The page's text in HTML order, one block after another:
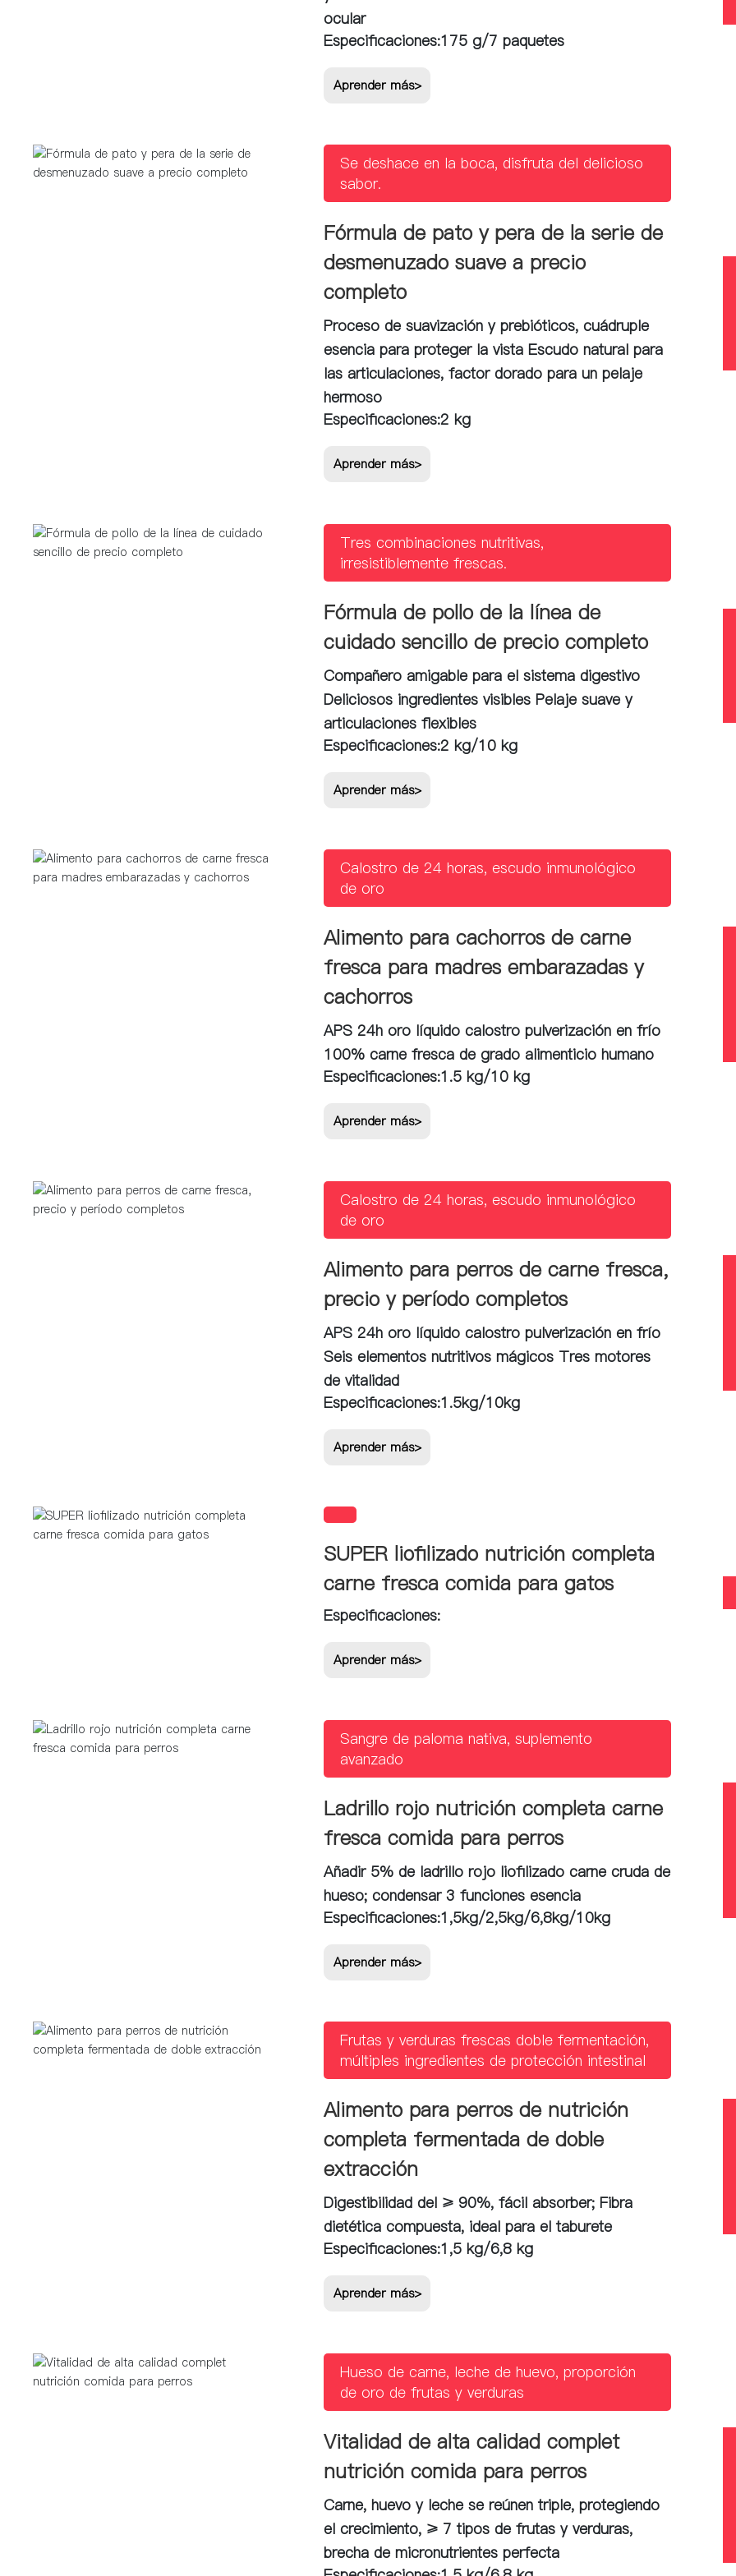
ocular
Especificaciones:175 g/7 paquetes
Aprender más>
Se deshace en la boca, disfruta del delicioso
sabor.
Fórmula de pato y pera de la serie de
desmenuzado suave a precio
completo
Proceso de suavización y prebióticos, cuádruple
esencia para proteger la vista Escudo natural para
las articulaciones, factor dorado para un pelaje
hermoso
Especificaciones:2 kg
Aprender más>
Tres combinaciones nutritivas,
irresistiblemente frescas.
Fórmula de pollo de la línea de
cuidado sencillo de precio completo
Compañero amigable para el sistema digestivo
Deliciosos ingredientes visibles Pelaje suave y
articulaciones flexibles
Especificaciones:2 kg/10 kg
Aprender más>
Calostro de 24 horas, escudo inmunológico
de oro
Alimento para cachorros de carne
fresca para madres embarazadas y
cachorros
APS 24h oro líquido calostro pulverización en frío
100% carne fresca de grado alimenticio humano
Especificaciones:1.5 kg/10 kg
Aprender más>
Calostro de 24 horas, escudo inmunológico
de oro
Alimento para perros de carne fresca,
precio y período completos
APS 24h oro líquido calostro pulverización en frío
Seis elementos nutritivos mágicos Tres motores
de vitalidad
Especificaciones:1.5kg/10kg
Aprender más>
SUPER liofilizado nutrición completa
carne fresca comida para gatos
Especificaciones:
Aprender más>
Sangre de paloma nativa, suplemento
avanzado
Ladrillo rojo nutrición completa carne
fresca comida para perros
Añadir 5% de ladrillo rojo liofilizado carne cruda de
hueso; condensar 3 funciones esencia
Especificaciones:1,5kg/2,5kg/6,8kg/10kg
Aprender más>
Frutas y verduras frescas doble fermentación,
múltiples ingredientes de protección intestinal
Alimento para perros de nutrición
completa fermentada de doble
extracción
Digestibilidad del ≥ 90%, fácil absorber; Fibra
dietética compuesta, ideal para el taburete
Especificaciones:1,5 kg/6,8 kg
Aprender más>
Hueso de carne, leche de huevo, proporción
de oro de frutas y verduras
Vitalidad de alta calidad complet
nutrición comida para perros
Carne, huevo y leche se reúnen triple, protegiendo
el crecimiento, ≥ 7 tipos de frutas y verduras,
brecha de micronutrientes perfecta